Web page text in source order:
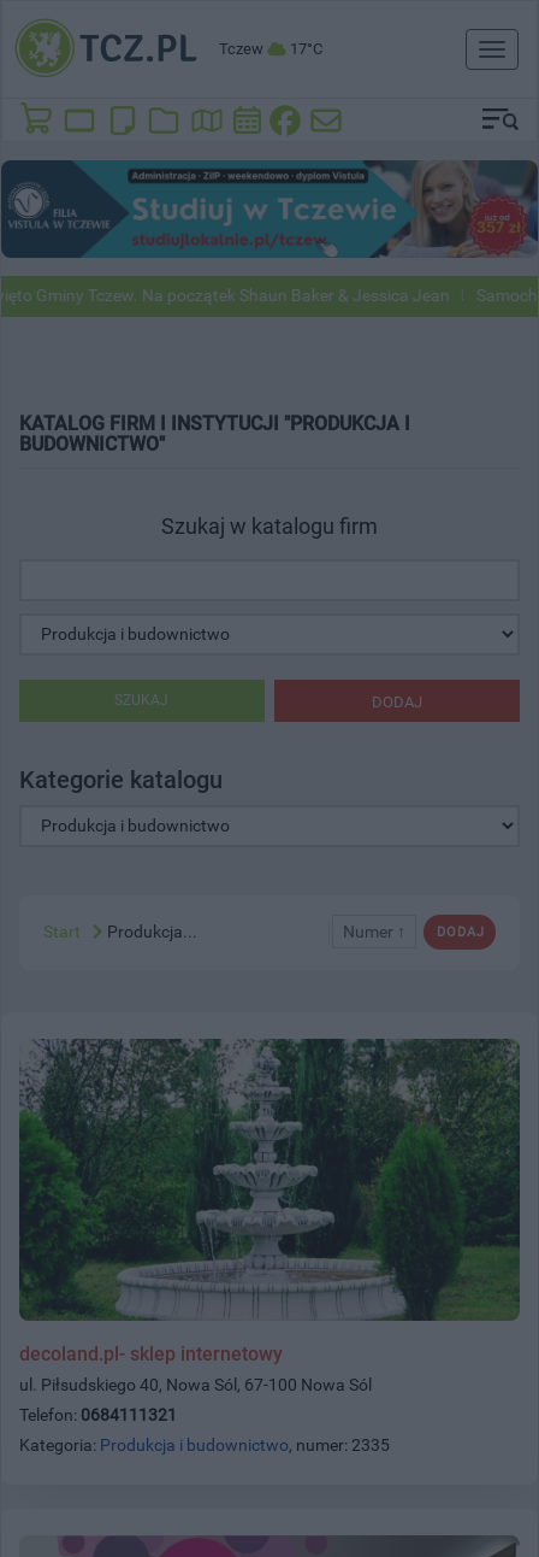
Tczew 17°C
Toggle
Tczew. Na początek Shaun Baker & Jessica Jean Samochody
KATALOG FIRM I INSTYTUCJI "PRODUKCJA I
BUDOWNICTWO"
Szukaj w katalogu firm
DODAJ
SZUKAJ
Kategorie katalogu
DODAJ
Numer ↑
Start Produkcja...
decoland.pl- sklep internetowy
ul. Piłsudskiego 40, Nowa Sól, 67-100 Nowa Sól
Telefon: 0684111321
Kategoria: Produkcja i budownictwo, numer: 2335